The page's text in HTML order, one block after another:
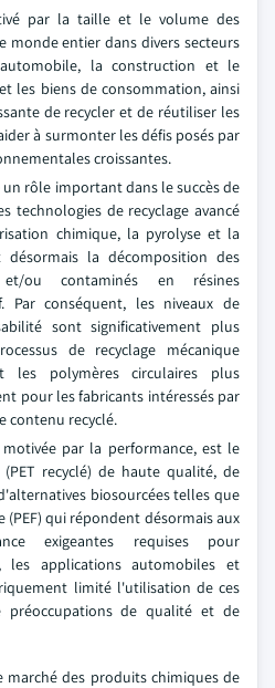
par la taille et le volume des
monde entier dans divers secteurs
la construction et le
les biens de consommation, ainsi
de recycler et de réutiliser les
à surmonter les défis posés par
croissantes.
rôle important dans le succès de
technologies de recyclage avancé
chimique, la pyrolyse et la
désormais la décomposition des
et/ou contaminés en résines
Par conséquent, les niveaux de
sont significativement plus
de recyclage mécanique
les polymères circulaires plus
pour les fabricants intéressés par
contenu recyclé.
par la performance, est le
recyclé) de haute qualité, de
biosourcées telles que
qui répondent désormais aux
exigeantes requises pour
les applications automobiles et
limité l'utilisation de ces
préoccupations de qualité et de
marché des produits chimiques de